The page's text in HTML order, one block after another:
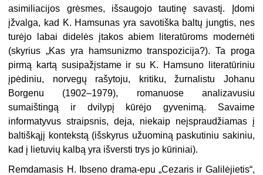
asimiliacijos grėsmes, išsaugojo tautinę savastį. Įdomi
įžvalga, kad K. Hamsunas yra savotiška baltų jungtis, nes
turėjo labai didelės įtakos abiem literatūroms modernėti
(skyrius „Kas yra hamsunizmo transpozicija?). Ta proga
pirmą kartą susipažįstame ir su K. Hamsuno literatūriniu
įpėdiniu, norvegų rašytoju, kritiku, žurnalistu Johanu
Borgenu (1902–1979), romanuose analizavusiu
sumaištingą ir dvilypį kūrėjo gyvenimą. Savaime
informatyvus straipsnis, deja, niekaip neįspraudžiamas į
baltiškąjį kontekstą (išskyrus užuominą paskutiniu sakiniu,
kad į lietuvių kalbą yra išversti trys jo kūriniai).
Remdamasis H. Ibseno drama-epu „Cezaris ir Galilėjietis“,